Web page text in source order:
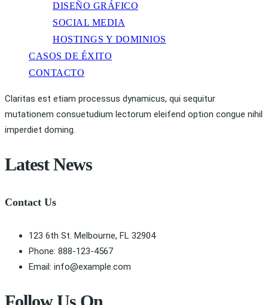
DISEÑO GRÁFICO
SOCIAL MEDIA
HOSTINGS Y DOMINIOS
CASOS DE ÉXITO
CONTACTO
Claritas est etiam processus dynamicus, qui sequitur
mutationem consuetudium lectorum eleifend option congue nihil
imperdiet doming.
Latest News
Contact Us
123 6th St. Melbourne, FL 32904
Phone: 888-123-4567
Email: info@example.com
Follow Us On